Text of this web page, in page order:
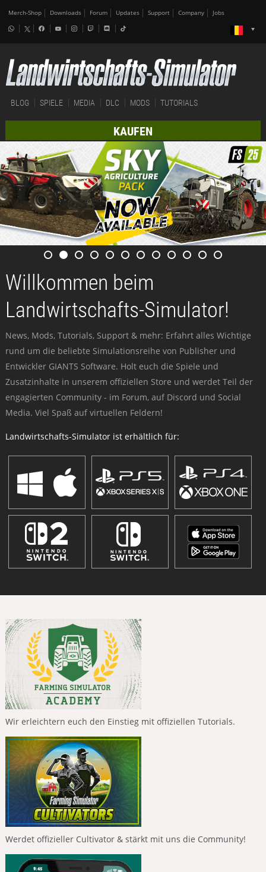
Merch-Shop Downloads Forum Updates Support Company Jobs
BLOG SPIELE MEDIA DLC MODS TUTORIALS
KAUFEN
Willkommen beim
Landwirtschafts-Simulator!
News, Mods, Tutorials, Support & mehr: Erfahrt alles Wichtige
rund um die beliebte Simulationsreihe von Publisher und
Entwickler GIANTS Software. Holt euch die Spiele und
Zusatzinhalte in unserem offiziellen Store und werdet Teil der
engagierten Community - im Forum, auf Discord und Social
Media. Viel Spaß auf virtuellen Feldern!
Landwirtschafts-Simulator ist erhältlich für:
Wir erleichtern euch den Einstieg mit offiziellen Tutorials.
Werdet offizieller Cultivator & stärkt mit uns die Community!